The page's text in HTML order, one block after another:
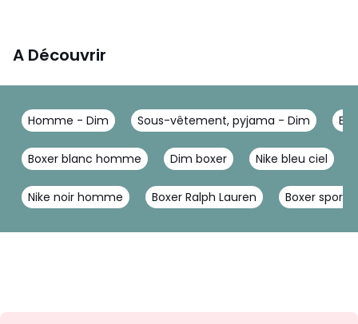
A Découvrir
Homme - Dim Sous-vêtement, pyjama - Dim
Boxer blanc homme Dim boxer Nike bleu ciel
Nike noir homme Boxer Ralph Lauren Boxer sport